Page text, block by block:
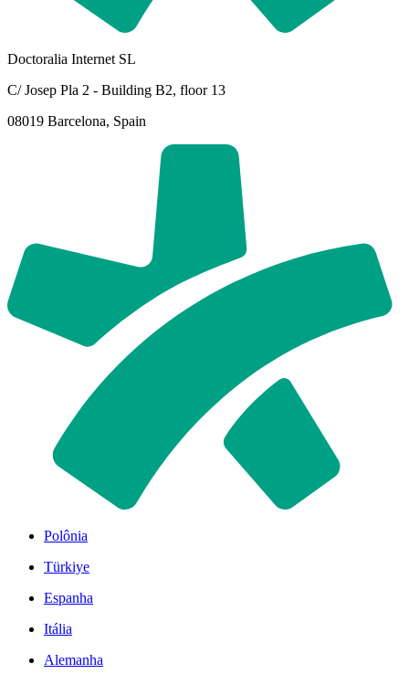
Doctoralia Internet SL
C/ Josep Pla 2 - Building B2, floor 13
08019 Barcelona, Spain
Polônia
Türkiye
Espanha
Itália
Alemanha